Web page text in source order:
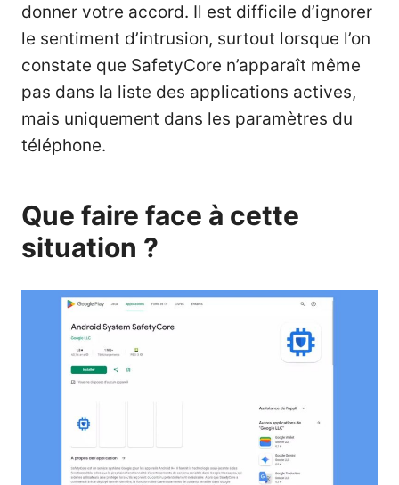
donner votre accord. Il est difficile d’ignorer
le sentiment d’intrusion, surtout lorsque l’on
constate que SafetyCore n’apparaît même
pas dans la liste des applications actives,
mais uniquement dans les paramètres du
téléphone.
Que faire face à cette
situation ?